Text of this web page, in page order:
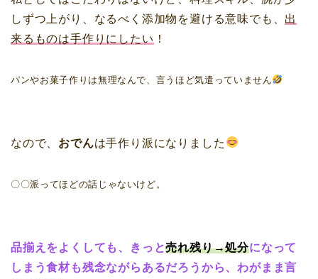
しずつ上がり、なるべく添加物を避ける意味でも、 出
来るものは手作りにしたい ！
パンやお菓子作りは無理なんで、言うほど気遣っていません
なので、 おでんは手作り派になりました
〇〇派ってほどの話じゃないけど。
品揃えをよくしても、きっと売れ残り→処分になって
しまう食材も残念ながらあるだろうから、わがまま言